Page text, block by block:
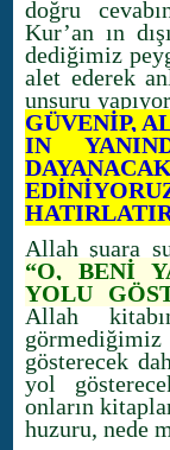
doğru
Kur’an ın
dediğimiz
alet ederek
unsuru
GÜVENİP,
IN
Allah şuara
“O, BENİ
YOLU
Allah
gösterecek
yol
onların
huzuru, nede